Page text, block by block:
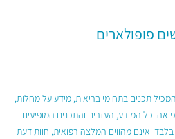
פופולארים
תכנים בתחומי בריאות, מידע על מחלות,
כל המידע, העזרים והתכנים המופיעים
ואינם מהווים המלצה רפואית, חוות דעת